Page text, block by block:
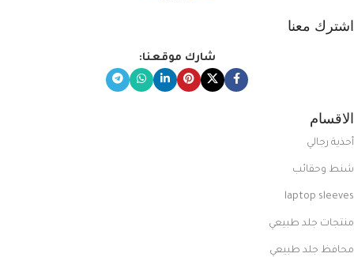
اشترك معنا
شارك موقعنا:
الاقسام
أحذية رجالي
شنط وحقائب
laptop sleeves
منتجات جلد طبيعي
محافظ جلد طبيعي